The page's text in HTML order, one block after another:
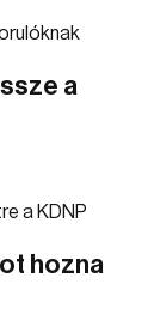
a
hozna